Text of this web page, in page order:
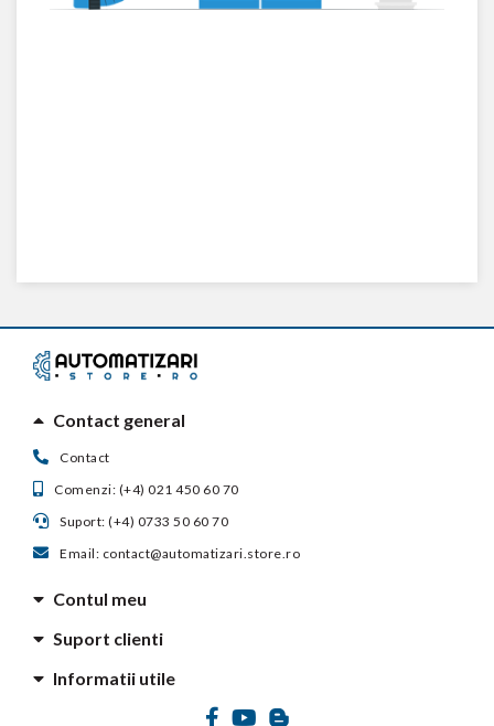
Contact general
Contact
Comenzi: (+4) 021 450 60 70
Suport: (+4) 0733 50 60 70
Email: contact@automatizari.store.ro
Contul meu
Suport clienti
Informatii utile